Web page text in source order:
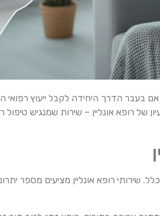
הדרך היחידה לקבל ייעוץ רפואי
של רופא אונליין – שירות שמנגיש
שירותי רופא אונליין מציעים מספר